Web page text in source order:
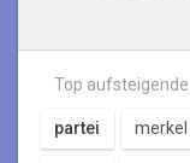
Top
partei